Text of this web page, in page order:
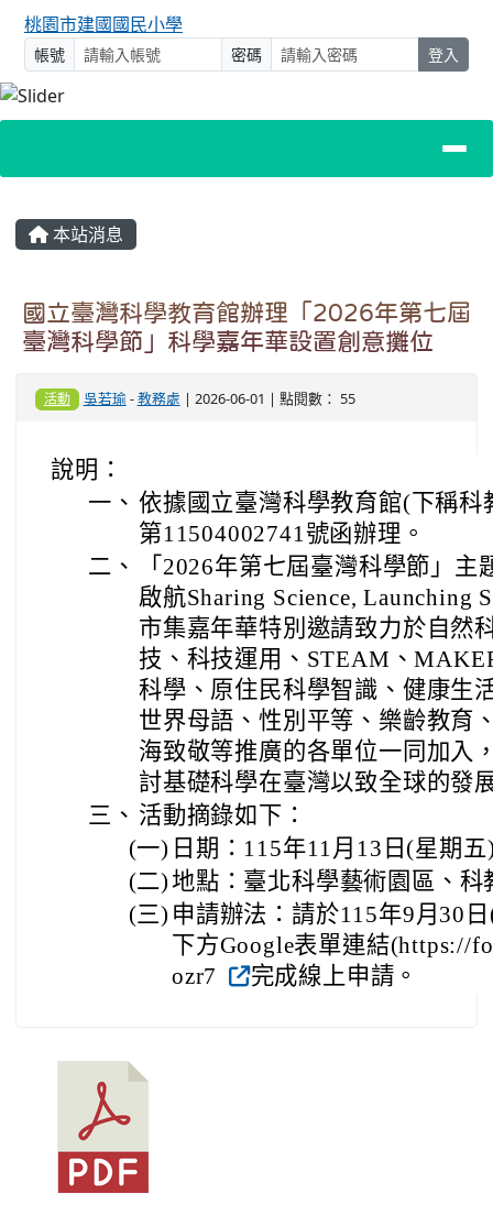
桃園市建國國民小學
帳號 密碼 登入
主內容區域
本站消息
國立臺灣科學教育館辦理「2026年第七屆
臺灣科學節」科學嘉年華設置創意攤位
活動 吳若瑜-教務處 | 2026-06-01 | 點閱數： 55
說明：
一、 依據國立臺灣科學教育館(下稱
第11504002741號函辦理。
二、
「2026年第七屆臺灣科學節」
啟航Sharing Science, Launching
市集嘉年華特別邀請致力於自然
技、科技運用、STEAM、
科學、原住民科學智識、健康生
世界母語、性別平等、樂齡教育
海致敬等推廣的各單位一同加入
討基礎科學在臺灣以致全球的發
三、 活動摘錄如下：
(一) 日期：115年11月13日(星期
(二)地點：臺北科學藝術園區、科
(三) 申請辦法：請於115年9月30
下方Google表單連結(https://
ozr7
完成線上申請。